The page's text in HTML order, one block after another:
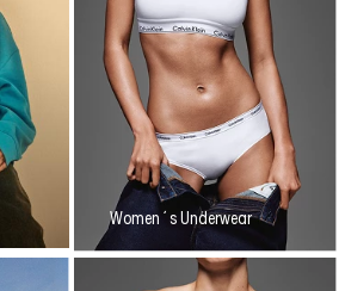
Women´s Underwear